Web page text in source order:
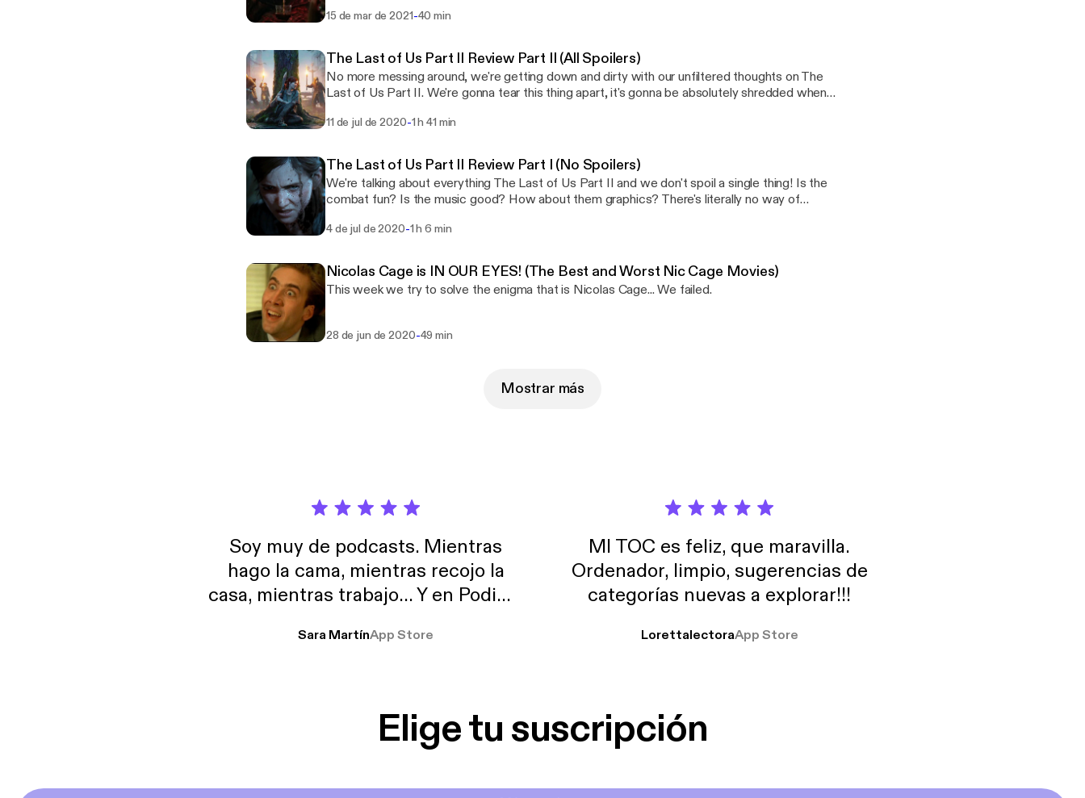
15 de mar de 2021-40 min
The Last of Us Part II Review Part II (All Spoilers)
No more messing around, we're getting down and dirty with our unfiltered thoughts on The
Last of Us Part II. We're gonna tear this thing apart, it's gonna be absolutely shredded when
11 de jul de 2020-1 h 41 min
The Last of Us Part II Review Part I (No Spoilers)
We're talking about everything The Last of Us Part II and we don't spoil a single thing! Is the
combat fun? Is the music good? How about them graphics? There's literally no way of
4 de jul de 2020-1 h 6 min
Nicolas Cage is IN OUR EYES! (The Best and Worst Nic Cage Movies)
This week we try to solve the enigma that is Nicolas Cage... We failed.
28 de jun de 2020-49 min
Mostrar más
Soy muy de podcasts. Mientras
hago la cama, mientras recojo la
casa, mientras trabajo… Y en Podimo
encantan. De emprendimiento, de
Sara MartínApp Store
MI TOC es feliz, que maravilla.
Ordenador, limpio, sugerencias de
categorías nuevas a explorar!!!
LorettalectoraApp Store
Elige tu suscripción